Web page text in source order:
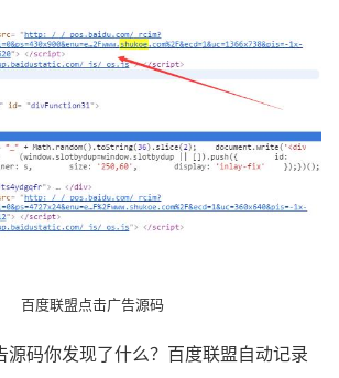
百度联盟点击广告源码
码你发现了什么？百度联盟自动记录